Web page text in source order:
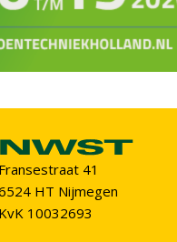
Fransestraat 41
HT Nijmegen
KvK 10032693